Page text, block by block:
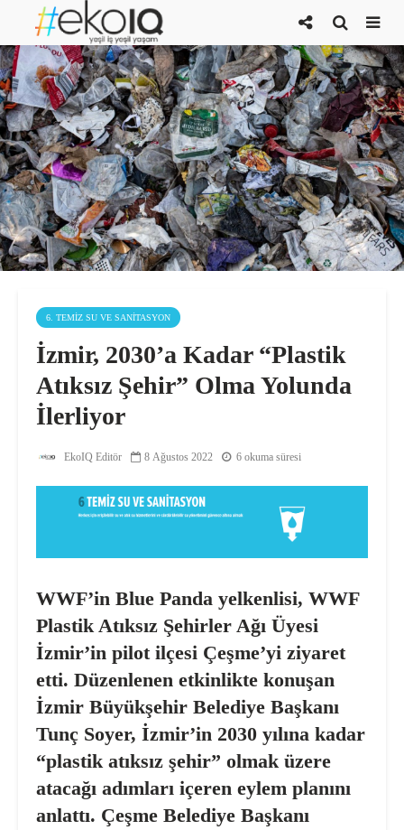
6. TEMIZ SU VE SANITASYON
İzmir, 2030’a Kadar “Plastik
Atıksız Şehir” Olma Yolunda
İlerliyor
EkoIQ Editör 8 Ağustos 2022 6 okuma süresi
WWF’in Blue Panda yelkenlisi, WWF
Plastik Atıksız Şehirler Ağı Üyesi
İzmir’in pilot ilçesi Çeşme’yi ziyaret
etti. Düzenlenen etkinlikte konuşan
İzmir Büyükşehir Belediye Başkanı
Tunç Soyer, İzmir’in 2030 yılına kadar
“plastik atıksız şehir” olmak üzere
atacağı adımları içeren eylem planını
anlattı. Çeşme Belediye Başkanı